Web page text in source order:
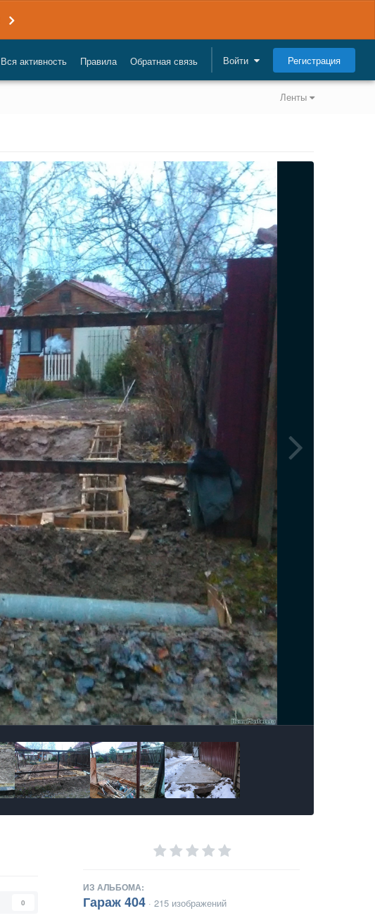
Вся активность Правила Обратная связь Войти Регистрация
Ленты
0
ИЗ АЛЬБОМА:
Гараж 404 · 215 изображений